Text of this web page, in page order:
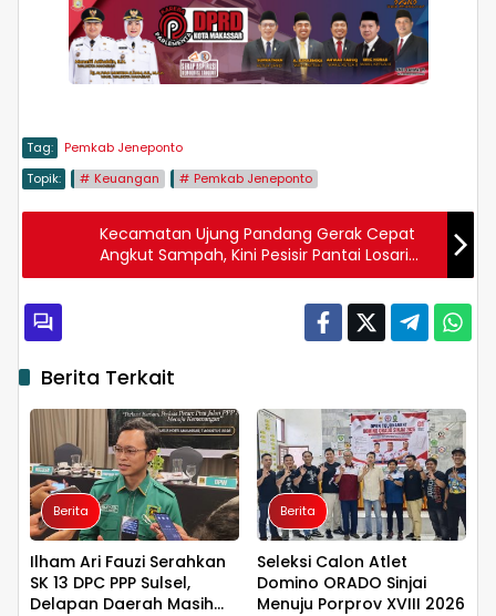
Tag:
Pemkab Jeneponto
Topik:
Keuangan Pemkab Jeneponto
Kecamatan Ujung Pandang Gerak Cepat
Angkut Sampah, Kini Pesisir Pantai Losari
Kembali Bersih
Berita Terkait
Berita
Ilham Ari Fauzi Serahkan
SK 13 DPC PPP Sulsel,
Delapan Daerah Masih
Berita
Seleksi Calon Atlet
Domino ORADO Sinjai
Menuju Porprov XVIII 2026